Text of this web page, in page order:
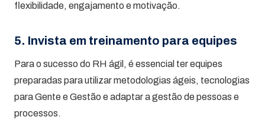
flexibilidade, engajamento e motivação.
5. Invista em treinamento para equipes
Para o sucesso do RH ágil, é essencial ter equipes
preparadas para utilizar metodologias ágeis, tecnologias
para Gente e Gestão e adaptar a gestão de pessoas e
processos.